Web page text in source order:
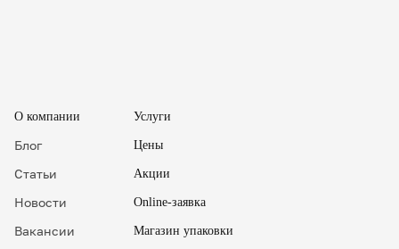
О компании
Блог
Статьи
Новости
Вакансии
Услуги
Цены
Акции
Online-заявка
Магазин упаковки